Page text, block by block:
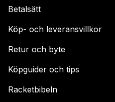
Betalsätt
Köp- och leveransvillkor
Retur och byte
Köpguider och tips
Racketbibeln